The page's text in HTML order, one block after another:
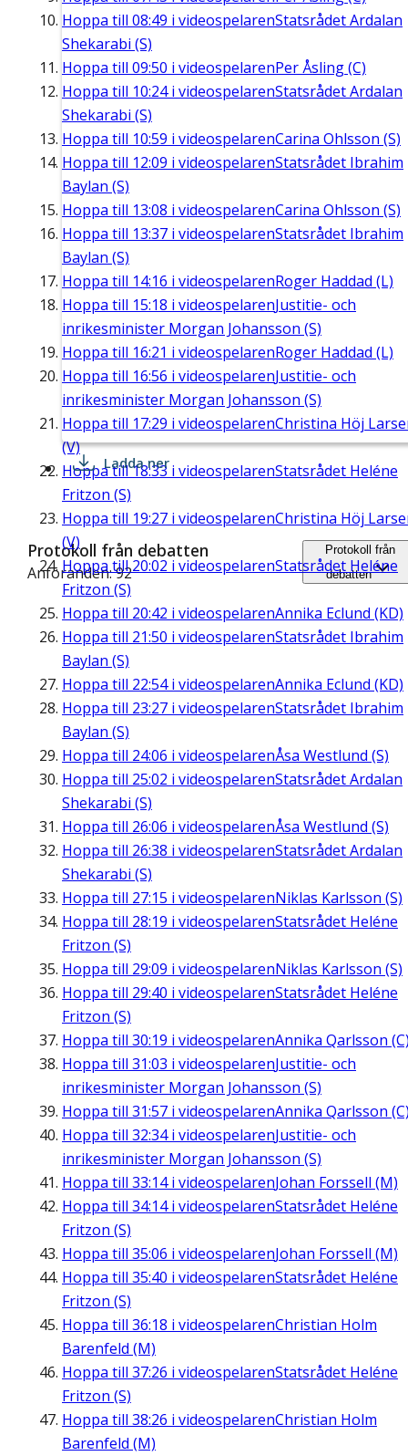
Hoppa till 08:49 i videospelarenStatsrådet Ardalan
Shekarabi (S)
Hoppa till 09:50 i videospelarenPer Åsling (C)
Hoppa till 10:24i videospelarenStatsrådet Ardalan
Shekarabi (S)
Hoppa till 10:59 i videospelarenCarina Ohlsson (S)
Hoppa till 12:09 i videospelarenStatsrådet Ibrahim
Baylan (S)
Hoppa till 13:08 i videospelarenCarina Ohlsson (S)
Hoppa till 13:37 i videospelarenStatsrådet Ibrahim
Baylan (S)
Hoppa till 14:16 i videospelarenRoger Haddad (L)
Hoppa till 15:18 i videospelarenJustitie- och
inrikesminister Morgan Johansson (S)
Hoppa till 16:21 i videospelarenRoger Haddad (L)
Hoppa till 16:56 i videospelarenJustitie- och
inrikesminister Morgan Johansson (S)
Hoppa till 17:29 i videospelarenChristina Höj
(V)
Hoppa till18:33 i videospelarenStatsrådet Heléne
Fritzon (S)
Hoppa till 19:27 i videospelarenChristina Höj
(V)
Hoppa till20:02 i videospelarenStatsrådet Heléne
Fritzon (S)
Hoppa till 20:42 i videospelarenAnnika Eclund (KD)
Hoppa till 21:50 i videospelarenStatsrådet Ibrahim
Baylan (S)
Hoppa till 22:54i videospelarenAnnika Eclund (KD)
Hoppa till 23:27 i videospelarenStatsrådet Ibrahim
Baylan (S)
Hoppa till 24:06 i videospelarenÅsa Westlund (S)
Hoppa till 25:02 i videospelarenStatsrådet Ardalan
Shekarabi (S)
Hoppa till 26:06 i videospelarenÅsa Westlund (S)
Hoppa till 26:38 i videospelarenStatsrådet Ardalan
Shekarabi (S)
Hoppa till 27:15 i videospelarenNiklas Karlsson (S)
Hoppa till 28:19 i videospelarenStatsrådet Heléne
Fritzon (S)
Hoppa till 29:09 i videospelarenNiklas Karlsson (S)
Hoppa till 29:40 i videospelarenStatsrådet Heléne
Fritzon (S)
Hoppa till 30:19 i videospelarenAnnika Qarlsson
Hoppa till 31:03 i videospelarenJustitie- och
inrikesminister Morgan Johansson (S)
Hoppa till 31:57 i videospelarenAnnika Qarlsson
Hoppa till 32:34i videospelarenJustitie- och
inrikesminister Morgan Johansson (S)
Hoppa till 33:14i videospelarenJohan Forssell (M)
Hoppa till 34:14i videospelarenStatsrådet Heléne
Fritzon (S)
Hoppa till 35:06 i videospelarenJohan Forssell (M)
Hoppa till 35:40 i videospelarenStatsrådet Heléne
Fritzon (S)
Hoppa till 36:18 i videospelarenChristian Holm
Barenfeld (M)
Hoppa till 37:26 i videospelarenStatsrådet Heléne
Fritzon (S)
Hoppa till 38:26 i videospelarenChristian Holm
Barenfeld (M)
Ladda ner
Protokoll från debatten
Anföranden: 92
Protokoll från
debatten